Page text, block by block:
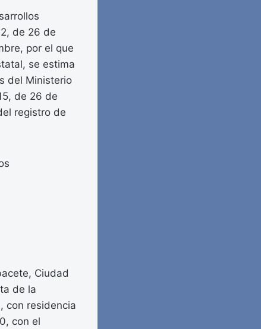
de 26 de
por el que
se estima
del Ministerio
de 26 de
registro de
Ciudad
de la
con residencia
con el